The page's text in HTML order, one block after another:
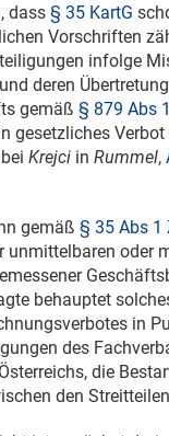
dass § 35 KartG
Vorschriften
infolge
deren
gemäß § 879 Abs
gesetzliches
Krejci in Rummel,
gemäß § 35 Abs 1
unmittelbaren oder
behauptet
in
des
die
den